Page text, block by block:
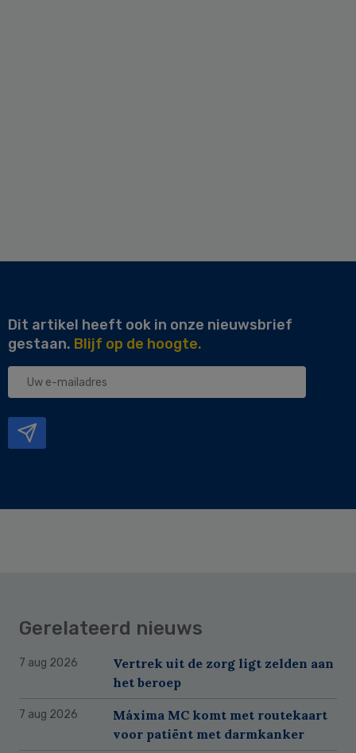
Dit artikel heeft ook in onze nieuwsbrief
gestaan. Blijf op de hoogte.
Uw
Gerelateerd nieuws
7 aug 2026
Vertrek uit de zorg ligt zelden aan
het beroep
7 aug 2026
Máxima MC komt met routekaart
voor patiënt met darmkanker